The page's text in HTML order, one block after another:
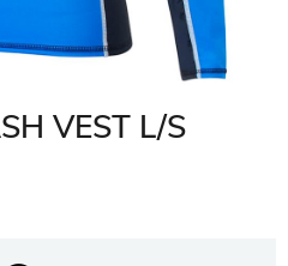
VEST L/S